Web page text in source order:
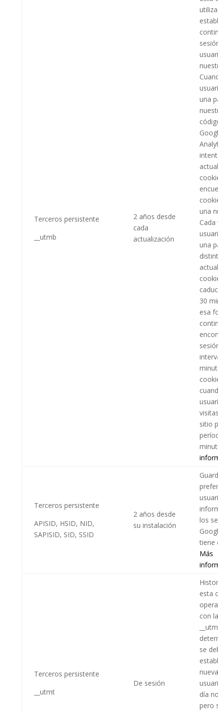
Terceros persistente
__utmb
2 años desde
cada
actualización
una
una
Cada
una
30
esa
sitio
Terceros persistente
APISID, HSID, NID,
SAPISID, SID, SSID
2 años desde
su instalación
los
tiene
Más
Terceros persistente
__utmt
De sesión
esta
con
se
día
pero